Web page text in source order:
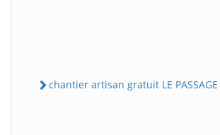
chantier artisan gratuit LE PASSAGE